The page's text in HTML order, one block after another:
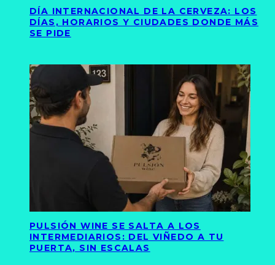
DÍA INTERNACIONAL DE LA CERVEZA: LOS
DÍAS, HORARIOS Y CIUDADES DONDE MÁS
SE PIDE
PULSIÓN WINE SE SALTA A LOS
INTERMEDIARIOS: DEL VIÑEDO A TU
PUERTA, SIN ESCALAS